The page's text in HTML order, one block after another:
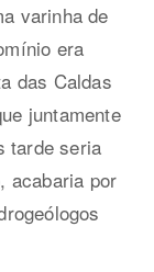
varinha de
era
das Caldas
juntamente
tarde seria
acabaria por